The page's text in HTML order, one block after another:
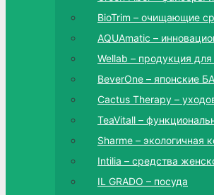
BioTrim – очищающие
AQUAmatic –
Wellab – продукция
BeverOne – японские
Cactus Therapy –
TeaVitall –
Sharme – экологичная
Intilia – средства
IL GRADO – посуда